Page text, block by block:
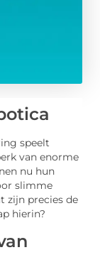
speelt
van enorme
nu hun
slimme
zijn precies de
hierin?